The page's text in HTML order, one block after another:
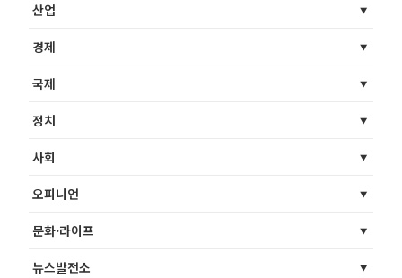
산업
경제
국제
정치
사회
오피니언
문화·라이프
뉴스발전소